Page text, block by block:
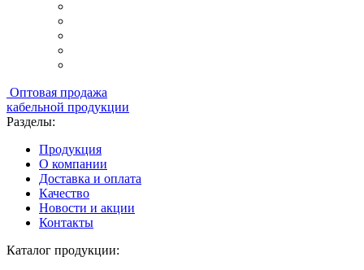
Оптовая продажа
кабельной продукции
Разделы:
Продукция
О компании
Доставка и оплата
Качество
Новости и акции
Контакты
Каталог продукции: